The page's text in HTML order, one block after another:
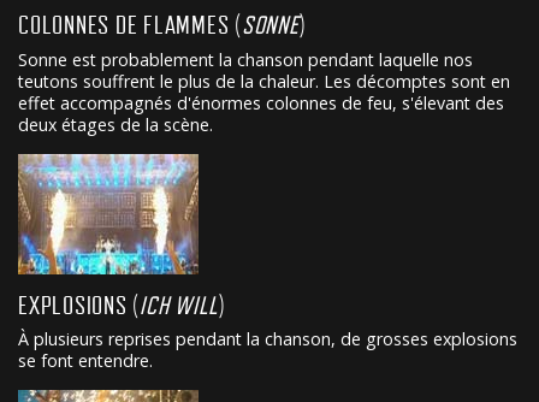
COLONNES DE FLAMMES (SONNE)
Sonne est probablement la chanson pendant laquelle nos
teutons souffrent le plus de la chaleur. Les décomptes sont en
effet accompagnés d'énormes colonnes de feu, s'élevant des
deux étages de la scène.
EXPLOSIONS (ICH WILL)
À plusieurs reprises pendant la chanson, de grosses explosions
se font entendre.